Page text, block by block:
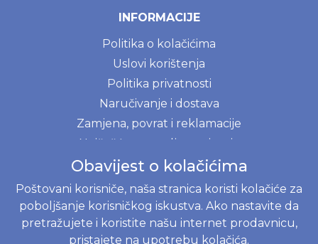
INFORMACIJE
Politika o kolačićima
Uslovi korištenja
Politika privatnosti
Naručivanje i dostava
Zamjena, povrat i reklamacije
Najčešće postavljena pitanja
JOKO BABY B&H D.O.O.
Braće Begić 8, 71000 Sarajevo, Bosna i Hercegovina
Web shop+38762818112
Obavijest o kolačićima
Poštovani korisniče, naša stranica koristi kolačiće za
poboljšanje korisničkog iskustva. Ako nastavite da
pretražujete i koristite našu internet prodavnicu,
pristajete na upotrebu kolačića.